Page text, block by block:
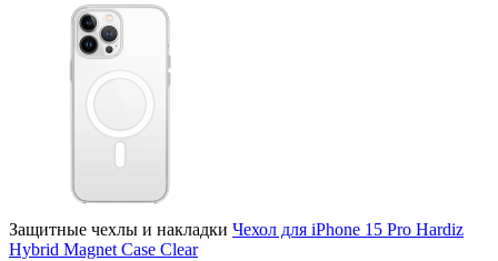
Защитные чехлы и накладки Чехол для iPhone 15 Pro Hardiz
Hybrid Magnet Case Clear